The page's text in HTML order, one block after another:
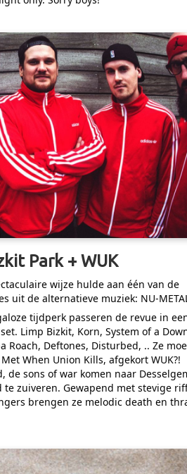
Park + WUK
wijze hulde aan één van de
uit de alternatieve muziek: NU-
tijdperk passeren de revue in
Limp Bizkit, Korn, System of a
Roach, Deftones, Disturbed, .. Ze
Met When Union Kills, afgekort WUK?!
de sons of war komen naar
zuiveren. Gewapend met stevige
brengen ze melodic death en